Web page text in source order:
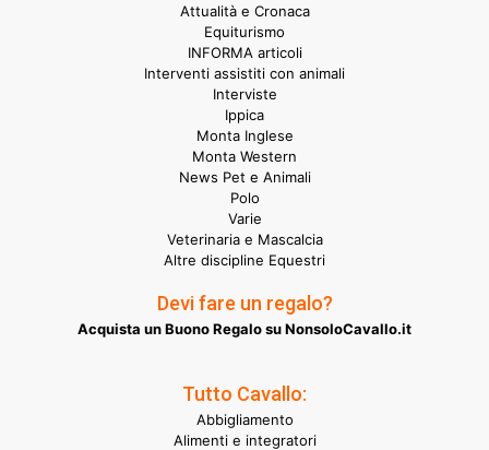
Attualità e Cronaca
Equiturismo
INFORMA articoli
Interventi assistiti con animali
Interviste
Ippica
Monta Inglese
Monta Western
News Pet e Animali
Polo
Varie
Veterinaria e Mascalcia
Altre discipline Equestri
Devi fare un regalo?
Acquista un Buono Regalo su NonsoloCavallo.it
Tutto Cavallo:
Abbigliamento
Alimenti e integratori